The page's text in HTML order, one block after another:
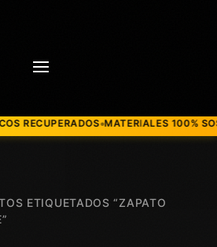
●MATERIALES 100%
ETIQUETADOS “ZAPATO